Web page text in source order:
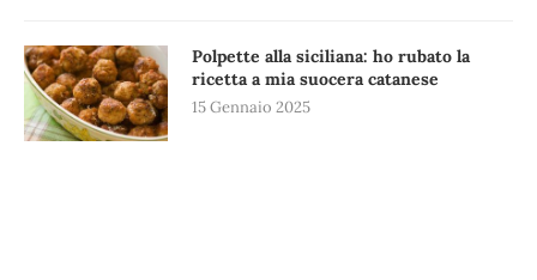
Polpette alla siciliana: ho rubato la
ricetta a mia suocera catanese
15 Gennaio 2025